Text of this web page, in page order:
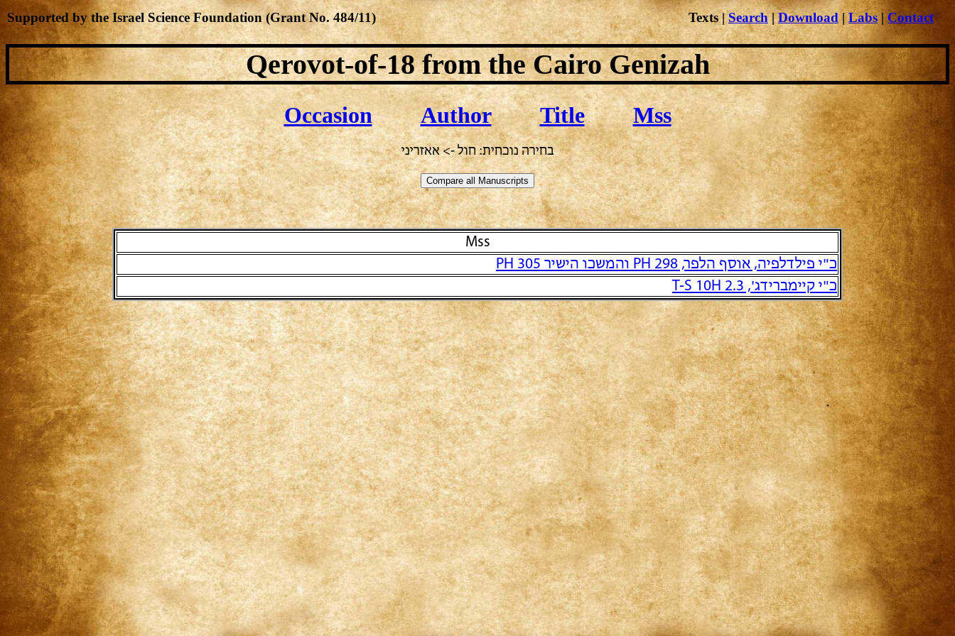
Qerovot-of-18from the Cairo Genizah
Occasion Author Title Mss
בחירה נוכחית: חול -> אאזריני
Mss
כ"י פילדלפיה, אוסף הלפר, PH 298 והמשכו הישיר PH 305
כ"י קיימברידג', T-S 10H 2.3
Texts|Search|Download|Labs | Contact
Supported by the Israel Science Foundation (Grant No. 484/11)